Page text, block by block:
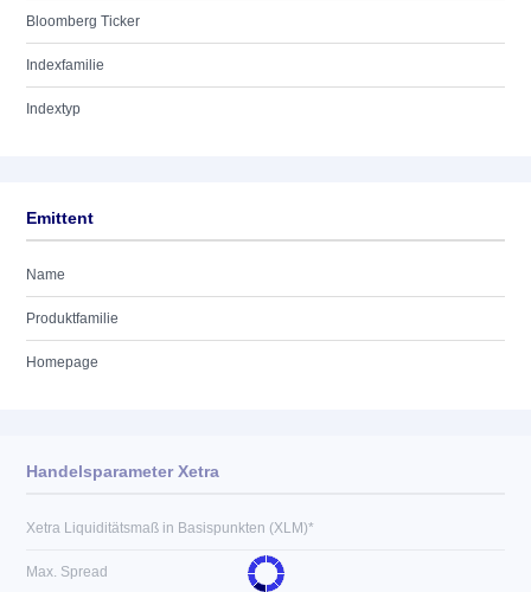
Bloomberg Ticker
Indexfamilie
Indextyp
Emittent
Name
Produktfamilie
Homepage
Handelsparameter Xetra
Xetra Liquiditätsmaß in Basispunkten (XLM)*
Max. Spread